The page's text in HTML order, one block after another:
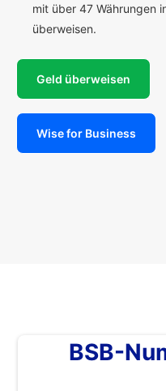
mit über 47 Währungen
überweisen.
Geld überweisen
Wise for Business
BSB-